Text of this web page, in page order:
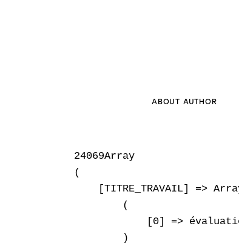
ABOUT AUTHOR
24069Array
(
[TITRE_TRAVAIL] =>
        (
[0] =>
        )